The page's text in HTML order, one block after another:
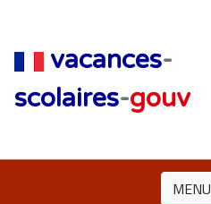
vacances-
scolaires-gouv
MENU